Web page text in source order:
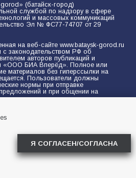
(батайск-город)
службой по надзору в сфере
и массовых коммуникаций
Эл № ФС77-74707 от 29
на веб-сайте www.bataysk-gorod.ru
с законодательством РФ об
авторов публикаций и
«ООО БИА Вперёд». Полное или
материалов без гиперссылки на
Пользователи должны
нормы при отправке
и при общении на
и защиты информации
данных с помощью
top.mail.ru
Я СОГЛАСЕН/СОГЛАСНА